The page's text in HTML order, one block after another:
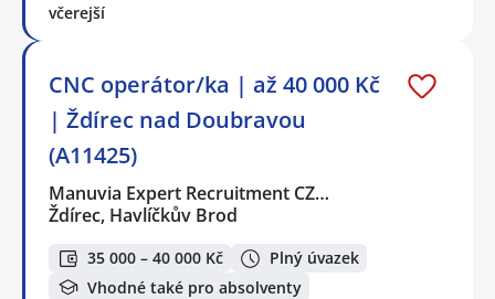
včerejší
CNC operátor/ka | až 40 000 Kč
| Ždírec nad Doubravou
(A11425)
Manuvia Expert Recruitment CZ…
Ždírec, Havlíčkův Brod
35 000 – 40 000 Kč
Plný úvazek
Vhodné také pro absolventy